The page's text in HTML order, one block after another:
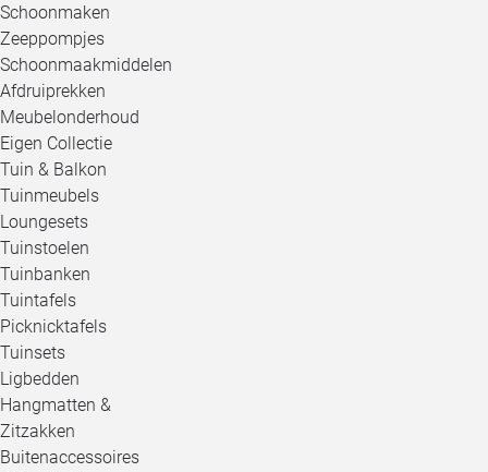
Schoonmaken
Zeeppompjes
Schoonmaakmiddelen
Afdruiprekken
Meubelonderhoud
Eigen Collectie
Tuin & Balkon
Tuinmeubels
Loungesets
Tuinstoelen
Tuinbanken
Tuintafels
Picknicktafels
Tuinsets
Ligbedden
Hangmatten &
Zitzakken
Buitenaccessoires